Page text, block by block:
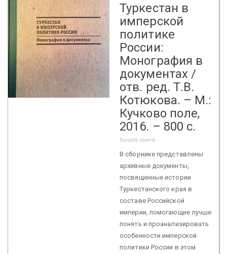
Туркестан в
имперской
политике
России:
Монография в
документах /
отв. ред. Т.В.
Котюкова. – М.:
Кучково поле,
2016. – 800 с.
Вышла книга
В сборнике представлены
архивные документы,
посвященные истории
Туркестанского края в
составе Российской
империи, помогающие лучше
понять и проанализировать
особенности имперской
политики России в этом